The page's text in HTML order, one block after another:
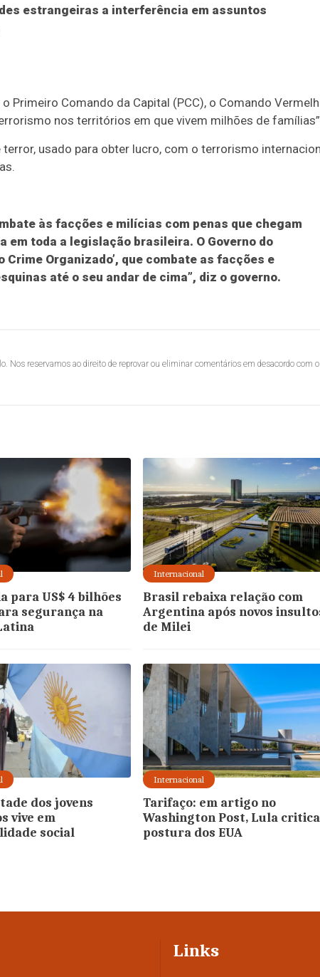
estrangeiras a interferência em assuntos
Primeiro Comando da Capital (PCC), o Comando
nos territórios em que vivem milhões de
usado para obter lucro, com o terrorismo
às facções e milícias com penas que chegam
em toda a legislação brasileira. O Governo do
Organizado’, que combate as facções e
até o seu andar de cima”, diz o governo.
Nos reservamos ao direito de reprovar ou eliminar comentários em desacordo com o
para US$ 4 bilhões
segurança na
Internacional
Brasil rebaixa relação com
Argentina após novos
de Milei
dos jovens
vive em
social
Internacional
Tarifaço: em artigo no
Washington Post, Lula critica
postura dos EUA
Links